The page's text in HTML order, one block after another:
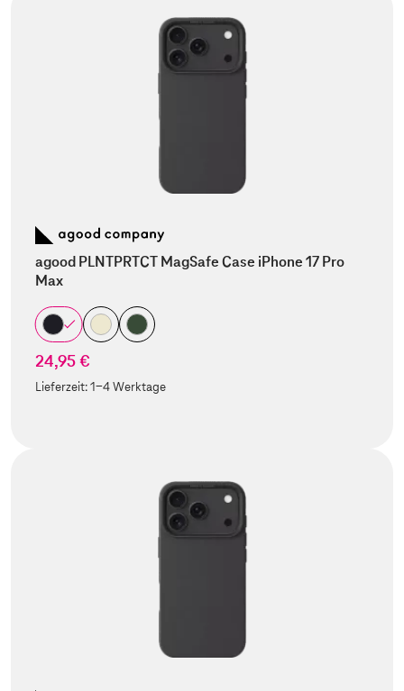
agood PLNTPRTCT MagSafe Case iPhone 17 Pro
Max
24,95 €
Lieferzeit:1-4 Werktage